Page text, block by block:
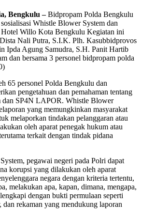
Bengkulu –Bidpropam Polda Bengkulu
Whistle Blower System dan
Willo Kota Bengkulu Kegiatan ini
Nali Putra, S.I.K. Plh. Kasubbidprovos
Ipda Agung Samudra, S.H. Panit Hartib
dan bersama 3 personel bidpropam polda
65 personel Polda Bengkulu dan
pengetahuan dan pemahaman tentang
dan SP4N LAPOR. Whistle Blower
yang memungkinkan masyarakat
melaporkan tindakan pelanggaran atau
oleh aparat penegak hukum atau
terkait dengan tindak pidana
pegawai negeri pada Polri dapat
korupsi yang dilakukan oleh aparat
negara dengan kriteria tertentu,
melakukan apa, kapan, dimana, mengapa,
dengan bukti permulaan seperti
dan rekaman yang mendukung laporan